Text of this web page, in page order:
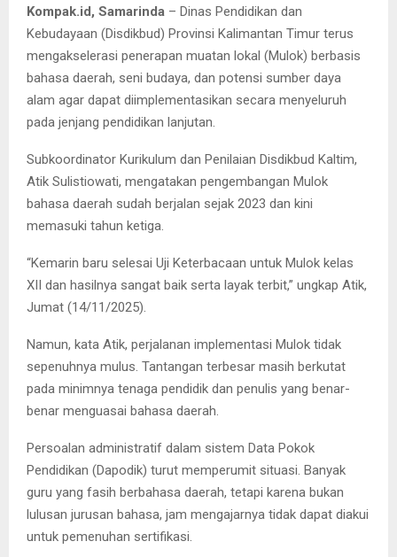
Kompak.id, Samarinda – Dinas Pendidikan dan
Kebudayaan (Disdikbud) Provinsi Kalimantan Timur terus
mengakselerasi penerapan muatan lokal (Mulok) berbasis
bahasa daerah, seni budaya, dan potensi sumber daya
alam agar dapat diimplementasikan secara menyeluruh
pada jenjang pendidikan lanjutan.
Subkoordinator Kurikulum dan Penilaian Disdikbud Kaltim,
Atik Sulistiowati, mengatakan pengembangan Mulok
bahasa daerah sudah berjalan sejak 2023 dan kini
memasuki tahun ketiga.
“Kemarin baru selesai Uji Keterbacaan untuk Mulok kelas
XII dan hasilnya sangat baik serta layak terbit,” ungkap Atik,
Jumat (14/11/2025).
Namun, kata Atik, perjalanan implementasi Mulok tidak
sepenuhnya mulus. Tantangan terbesar masih berkutat
pada minimnya tenaga pendidik dan penulis yang benar-
benar menguasai bahasa daerah.
Persoalan administratif dalam sistem Data Pokok
Pendidikan (Dapodik) turut memperumit situasi. Banyak
guru yang fasih berbahasa daerah, tetapi karena bukan
lulusan jurusan bahasa, jam mengajarnya tidak dapat diakui
untuk pemenuhan sertifikasi.